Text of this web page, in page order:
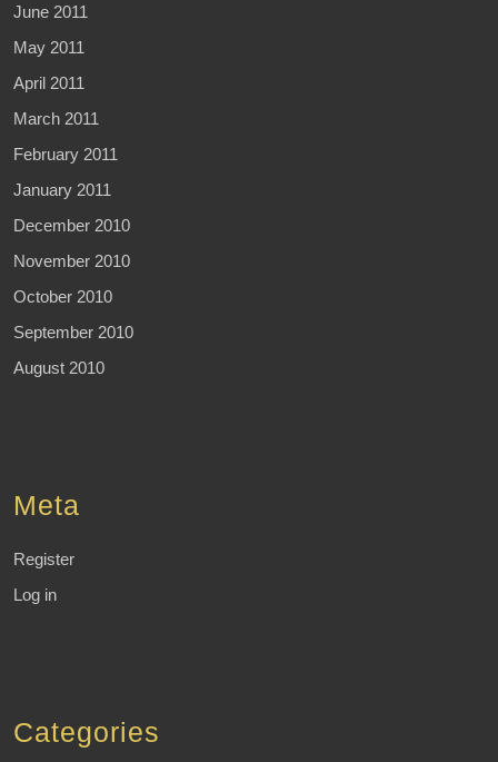
June 2011
May 2011
April 2011
March 2011
February 2011
January 2011
December 2010
November 2010
October 2010
September 2010
August 2010
Meta
Register
Log in
Categories